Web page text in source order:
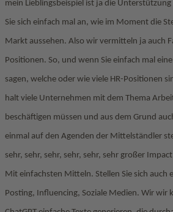
mein Lieblingsbeispiel ist ja die Unterstützung
Sie sich einfach mal an, wie im Moment die
Markt aussehen. Also wir vermitteln ja auch
Positionen. So, und wenn Sie einfach mal
sagen, welche oder wie viele HR-Positionen
halt viele Unternehmen mit dem Thema
beschäftigen müssen und aus dem Grund
einmal auf den Agenden der Mittelständler
sehr, sehr, sehr, sehr, sehr, sehr großer
Mit einfachsten Mitteln. Stellen Sie sich auch
Posting, Influencing, Soziale Medien. Wir wir